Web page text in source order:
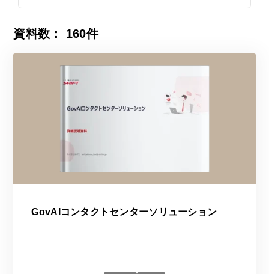
資料数： 160件
GovAIコンタクトセンターソリューション